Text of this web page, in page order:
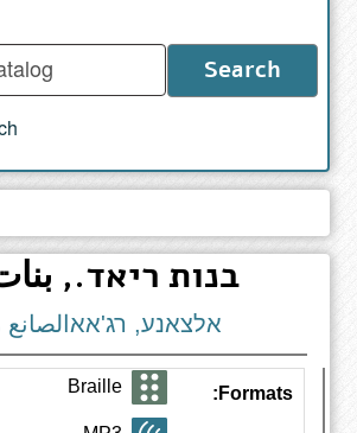
Search
בנות ריאד.,
אלצאנע, רג'אאالصانع
Formats: